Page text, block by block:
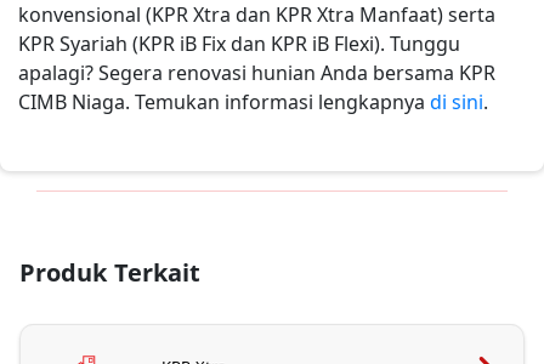
konvensional (KPR Xtra dan KPR Xtra Manfaat) serta
KPR Syariah (KPR iB Fix dan KPR iB Flexi). Tunggu
apalagi? Segera renovasi hunian Anda bersama KPR
CIMB Niaga. Temukan informasi lengkapnya di sini.
Produk Terkait